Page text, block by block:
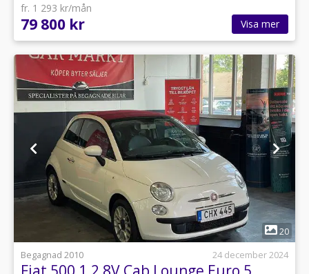
fr. 1 293 kr/mån
79 800 kr Visa mer
20
Begagnad 2010
24 december 2024